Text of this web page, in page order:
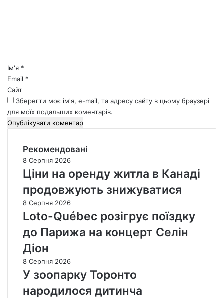
*
Ім'я *
Email *
Сайт
Зберегти моє ім'я, e-mail, та адресу сайту в цьому браузері
для моїх подальших коментарів.
Рекомендовані
8 Серпня 2026
Ціни на оренду житла в Канаді
продовжують знижуватися
8 Серпня 2026
Loto-Québec розігрує поїздку
до Парижа на концерт Селін
Діон
8 Серпня 2026
У зоопарку Торонто
народилося дитинча